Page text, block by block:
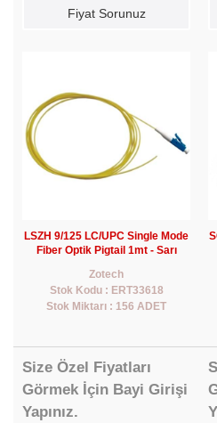
Fiyat Sorunuz
LSZH 9/125 LC/UPC Single Mode
Fiber Optik Pigtail 1mt - Sarı
Zotech
Stok Kodu : ERT33618
Stok Miktarı : 156 ADET
Size Özel Fiyatları
Görmek İçin Bayi Girişi
Yapınız.